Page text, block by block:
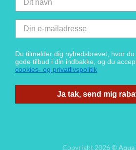
Du tilmelder dig nyhedsbrevet, hvor
gode tilbud i din indbakke, og du
cookies- og privatlivspolitik
Ja tak, send mig
Copyright 2026 ©Aqua